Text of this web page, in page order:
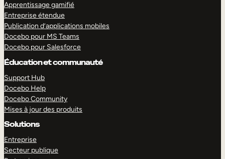
Apprentissage gamifié
Entreprise étendue
Publication d’applications mobiles
Docebo pour MS Teams
Docebo pour Salesforce
Éducation et communauté
Support Hub
Docebo Help
Docebo Community
Mises à jour des produits
Solutions
Entreprise
Secteur publique